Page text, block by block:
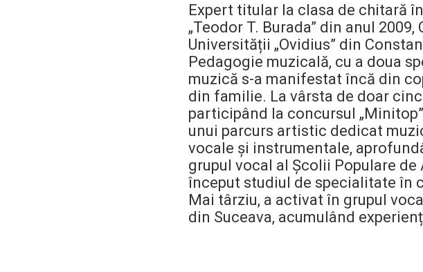
Expert titular la clasa de chitară
„Teodor T. Burada” din anul
Universității „Ovidius” din
Pedagogie muzicală, cu a doua
muzică s-a manifestat încă din
din familie. La vârsta de doar
participând la concursul
unui parcurs artistic dedicat
vocale și instrumentale,
grupul vocal al Școlii Populare de
început studiul de specialitate în
Mai târziu, a activat în grupul
din Suceava, acumulând